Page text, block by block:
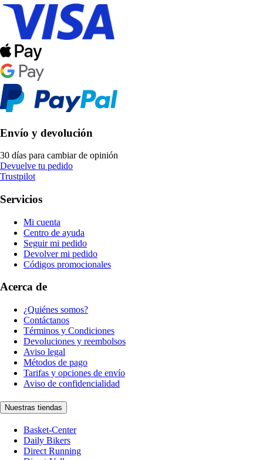
Envío y devolución
30 días para cambiar de opinión
Devuelve tu pedido
Trustpilot
Servicios
Mi cuenta
Centro de ayuda
Seguir mi pedido
Devolver mi pedido
Códigos promocionales
Acerca de
¿Quiénes somos?
Contáctanos
Términos y Condiciones
Devoluciones y reembolsos
Aviso legal
Métodos de pago
Tarifas y opciones de envío
Aviso de confidencialidad
Nuestras tiendas
Basket-Center
Daily Bikers
Direct Running